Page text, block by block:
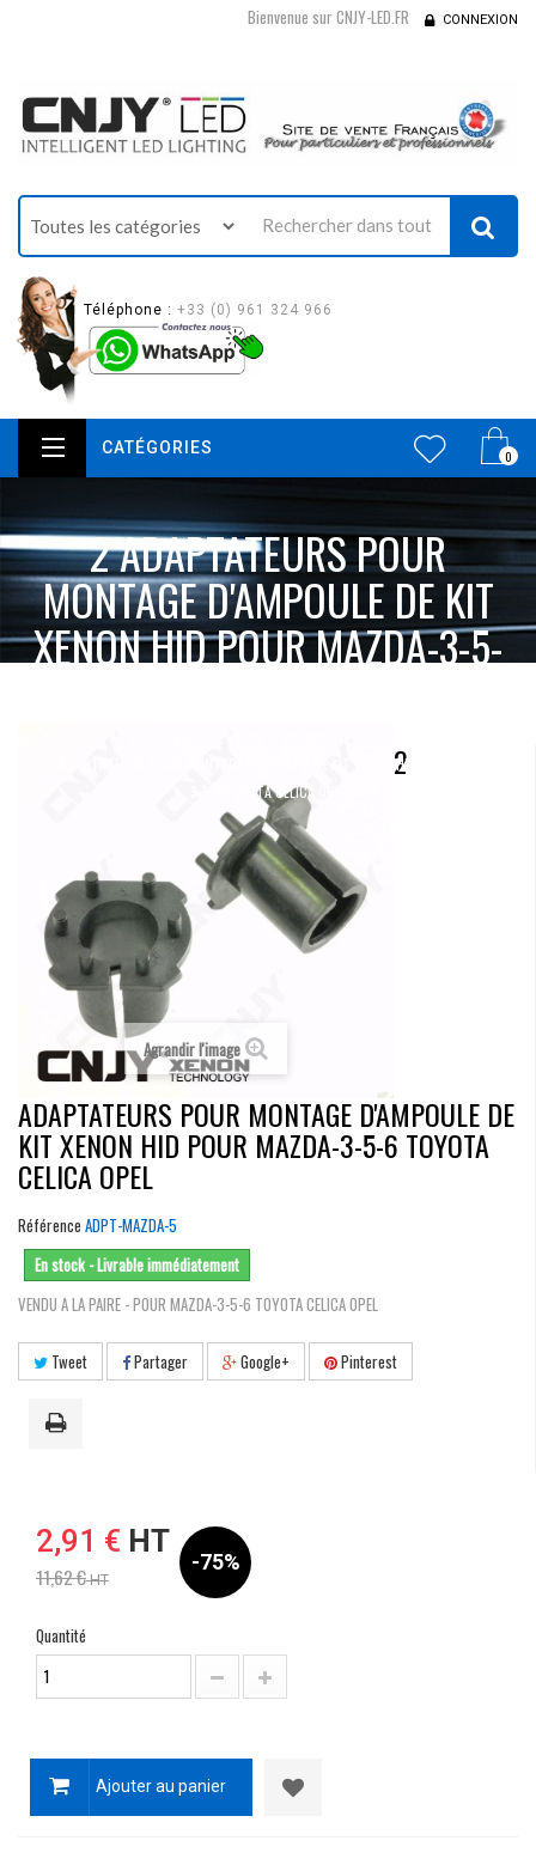
Bienvenue sur CNJY-LED.FR CONNEXION
Téléphone : +33 (0) 961 324 966
0
CATÉGORIES
2 ADAPTATEURS POUR
MONTAGE D'AMPOULE DE KIT
XENON HID POUR MAZDA-3-5-
2 ADAPTATEURS POUR MONTAGE D'AMPOULE DE KIT XENON HID POUR MAZDA-
3-5-6 TOYOTA CELICA OPEL
Agrandir l'image
2
ADAPTATEURS POUR MONTAGE D'AMPOULE DE
KIT XENON HID POUR MAZDA-3-5-6 TOYOTA
CELICA OPEL
Référence ADPT-MAZDA-5
En stock - Livrable immédiatement
VENDU A LA PAIRE - POUR MAZDA-3-5-6 TOYOTA CELICA OPEL
Tweet Partager Google+ Pinterest
2,91 € HT
11,62 €HT
-75%
Quantité
Ajouter au panier